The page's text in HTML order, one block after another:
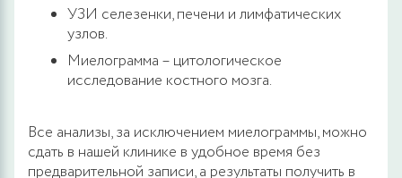
УЗИ селезенки, печени и лимфатических
узлов.
Миелограмма – цитологическое
исследование костного мозга.
Все анализы, за исключением миелограммы, можно
сдать в нашей клинике в удобное время без
предварительной записи, а результаты получить в